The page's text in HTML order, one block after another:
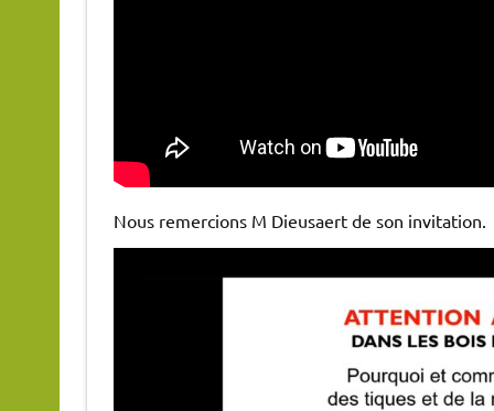
Nous remercions M Dieusaert de son invitation.